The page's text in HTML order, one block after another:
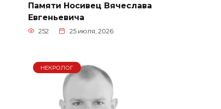
Памяти Носивец Вячеслава
Евгеньевича
252 25 июля, 2026
НЕКРОЛОГ